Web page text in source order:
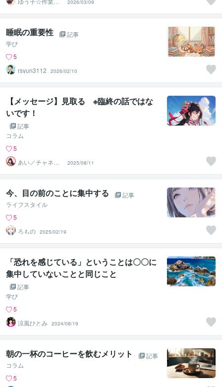
法士＆ライフコ
ーチ
2026/03/09
睡眠の重要性
記事
学び
5
rsyun3112
2026/02/10
【メッセージ】見取る ※臨終の話ではな
いです！
記事
コラム
5
あい／チャネリ
ングアート✨夏S
ALE
2025/08/11
今、目の前のことに集中する
記事
ライフスタイル
5
ろもの 2025/02/19
「恐れを感じている」ということは〇〇に
集中していないことと同じこと
記事
学び
5
涼風ひとみ 2024/08/19
朝の一杯のコーヒーを飲むメリット
記事
コラム
5